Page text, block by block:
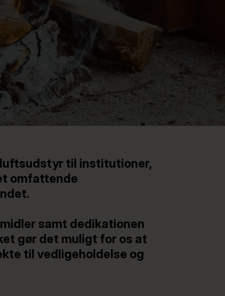
til institutioner,
omfattende
samt dedikationen
gør det muligt for os at
til vedligeholdelse og